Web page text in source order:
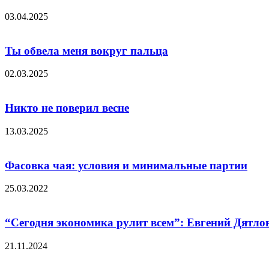
03.04.2025
Ты обвела меня вокруг пальца
02.03.2025
Никто не поверил весне
13.03.2025
Фасовка чая: условия и минимальные партии
25.03.2022
“Сегодня экономика рулит всем”: Евгений
21.11.2024